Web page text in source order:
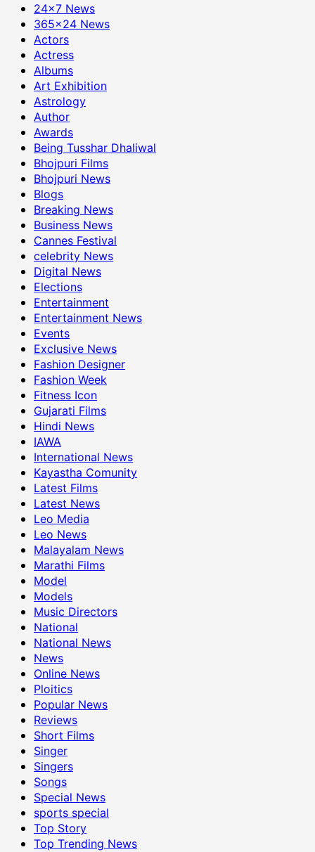
24×7 News
365×24 News
Actors
Actress
Albums
Art Exhibition
Astrology
Author
Awards
Being Tusshar Dhaliwal
Bhojpuri Films
Bhojpuri News
Blogs
Breaking News
Business News
Cannes Festival
celebrity News
Digital News
Elections
Entertainment
Entertainment News
Events
Exclusive News
Fashion Designer
Fashion Week
Fitness Icon
Gujarati Films
Hindi News
IAWA
International News
Kayastha Comunity
Latest Films
Latest News
Leo Media
Leo News
Malayalam News
Marathi Films
Model
Models
Music Directors
National
National News
News
Online News
Ploitics
Popular News
Reviews
Short Films
Singer
Singers
Songs
Special News
sports special
Top Story
Top Trending News